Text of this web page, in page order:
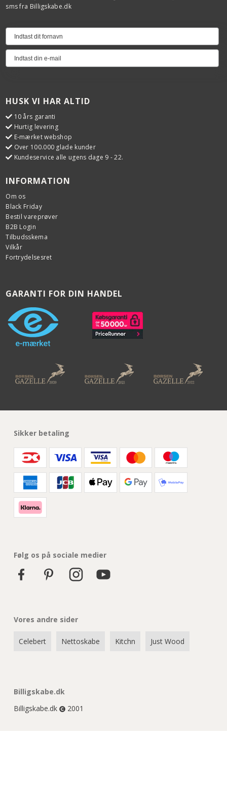
sms fra Billigskabe.dk
HUSK VI HAR ALTID
10 års garanti
Hurtig levering
E-mærket webshop
Over 100.000 glade kunder
Kundeservice alle ugens dage 9 - 22.
INFORMATION
Om os
Black Friday
Bestil vareprøver
B2B Login
Tilbudsskema
Vilkår
Fortrydelsesret
GARANTI FOR DIN HANDEL
Sikker betaling
Følg os på sociale medier
Vores andre sider
Celebert Nettoskabe Kitchn Just Wood
Billigskabe.dk
Billigskabe.dk
2001